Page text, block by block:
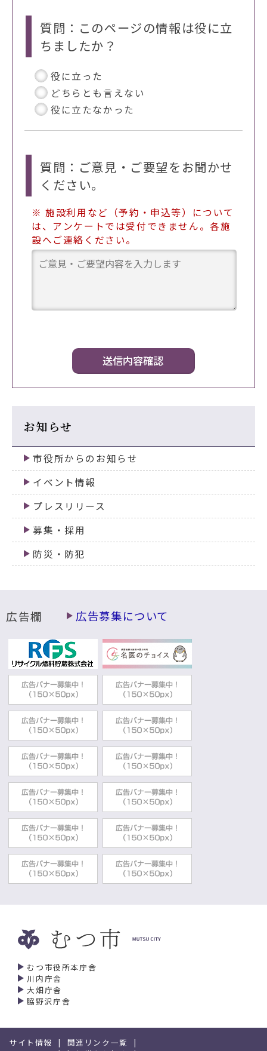
質問：このページの情報は役に立
ちましたか？
役に立った
どちらとも言えない
役に立たなかった
質問：ご意見・ご要望をお聞かせ
ください。
※ 施設利用など（予約・申込等）について
は、アンケートでは受付できません。各施
設へご連絡ください。
お知らせ
市役所からのお知らせ
イベント情報
プレスリリース
募集・採用
防災・防犯
広告欄 広告募集について
むつ市役所本庁舎
川内庁舎
大畑庁舎
脇野沢庁舎
サイト情報
関連リンク一覧